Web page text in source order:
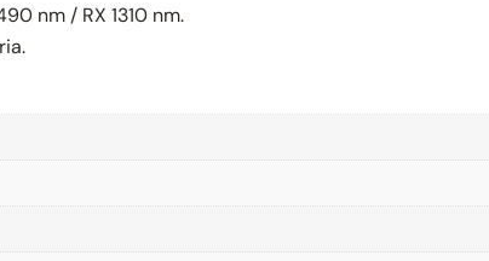
nm / RX 1310 nm.